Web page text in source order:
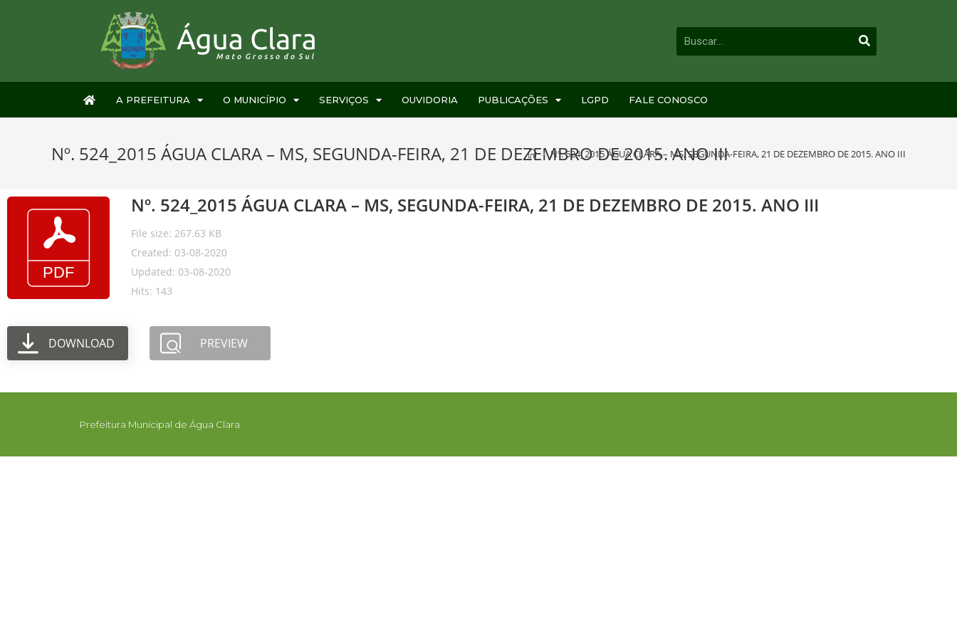
A PREFEITURA O MUNICÍPIO SERVIÇOS OUVIDORIA PUBLICAÇÕES LGPD FALE CONOSCO
Nº. 524_2015 ÁGUA CLARA – MS, SEGUNDA-FEIRA, 21 DE DEZEMBRO DE 2015. ANO III
> Nº. 524_2015 ÁGUA CLARA – MS, SEGUNDA-FEIRA, 21 DE DEZEMBRO DE 2015. ANO III
Nº. 524_2015 ÁGUA CLARA – MS, SEGUNDA-FEIRA, 21 DE DEZEMBRO DE 2015. ANO III
File size: 267.63 KB
Created: 03-08-2020
Updated: 03-08-2020
Hits: 143
DOWNLOAD PREVIEW
Prefeitura Municipal de Água Clara